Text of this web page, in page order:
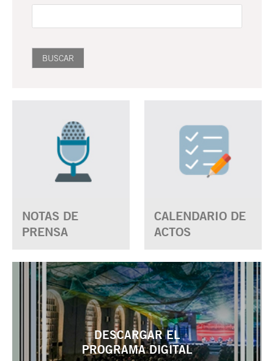
NOTAS DE
PRENSA
CALENDARIO DE
ACTOS
DESCARGAR EL
PROGRAMA DIGITAL